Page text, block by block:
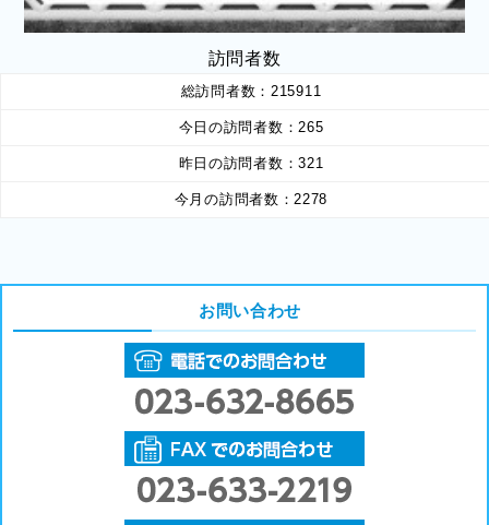
訪問者数
総訪問者数： 215911
今日の訪問者数： 265
昨日の訪問者数：321
今月の訪問者数： 2278
お問い合わせ